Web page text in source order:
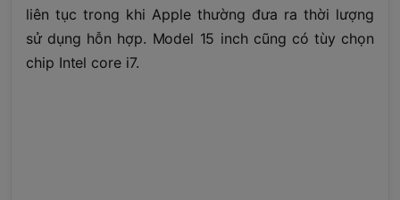
liên tục trong khi Apple thường đưa ra thời lượng
sử dụng hỗn hợp. Model 15 inch cũng có tùy chọn
chip Intel core i7.